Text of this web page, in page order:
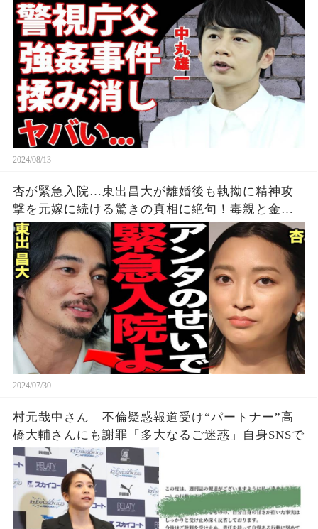
チ』が復帰前提の代理謝罪が大炎上...
2024/08/13
杏が緊急入院…東出昌大が離婚後も執拗に精神攻
撃を元嫁に続ける驚きの真相に絶句！毒親と金銭
トラブル、旦那の不倫、3児の母となった杏の周囲
で次々におこる不幸、医師から通告された絶句の
病状が…【芸能】
2024/07/30
村元哉中さん 不倫疑惑報道受け“パートナー”高
橋大輔さんにも謝罪「多大なるご迷惑」自身SNSで